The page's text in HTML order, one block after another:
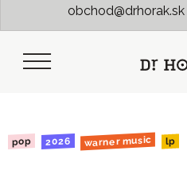
obchod@drhorak.sk
pop 2026 warner music lp